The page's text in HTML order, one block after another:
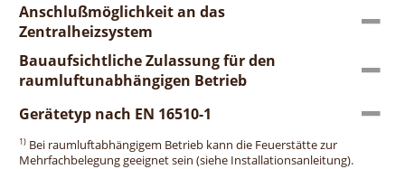
Anschlußmöglichkeit an das
Zentralheizsystem
Bauaufsichtliche Zulassung für den
raumluftunabhängigen Betrieb
Gerätetyp nach EN 16510-1
1) Bei raumluftabhängigem Betrieb kann die Feuerstätte zur
Mehrfachbelegung geeignet sein (siehe Installationsanleitung).